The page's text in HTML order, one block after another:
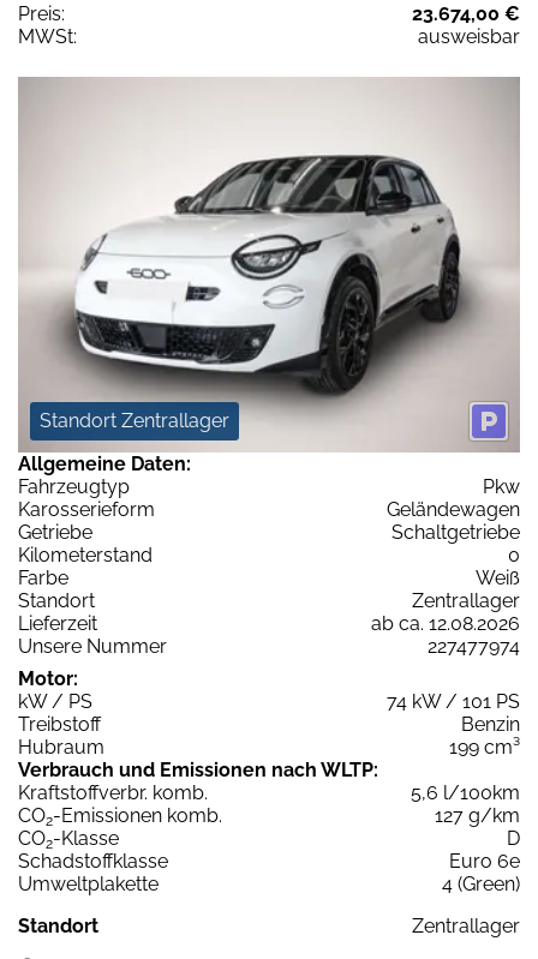
Preis:
23.674,00 €
MWSt:
ausweisbar
Standort Zentrallager
Allgemeine Daten:
Fahrzeugtyp
Pkw
Karosserieform
Geländewagen
Getriebe
Schaltgetriebe
Kilometerstand
0
Farbe
Weiß
Standort
Zentrallager
Lieferzeit
ab ca. 12.08.2026
Unsere Nummer
227477974
Motor:
kW / PS
74 kW / 101 PS
Treibstoff
Benzin
Hubraum
199 cm³
Verbrauch und Emissionen nach WLTP:
Kraftstoffverbr. komb.
5,6 l/100km
CO2-Emissionen komb.
127 g/km
CO2-Klasse
D
Schadstoffklasse
Euro 6e
Umweltplakette
4 (Green)
Standort
Zentrallager